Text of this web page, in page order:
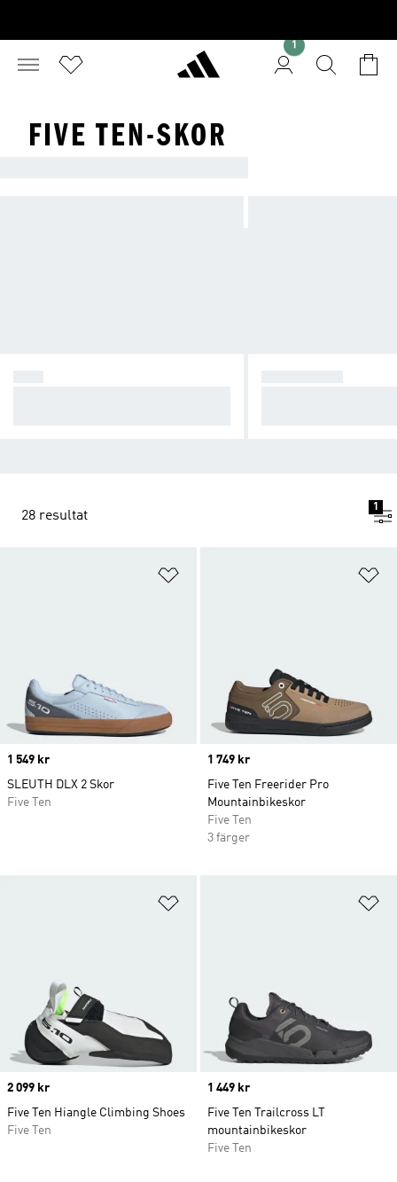
1
FIVE TEN-SKOR
28 resultat
1
Price
1 549 kr
SLEUTH DLX 2 Skor
Five Ten
Price
1 749 kr
Five Ten Freerider Pro
Mountainbikeskor
Five Ten
3 färger
Price
2 099 kr
Five Ten Hiangle Climbing Shoes
Five Ten
Price
1 449 kr
Five Ten Trailcross LT
mountainbikeskor
Five Ten